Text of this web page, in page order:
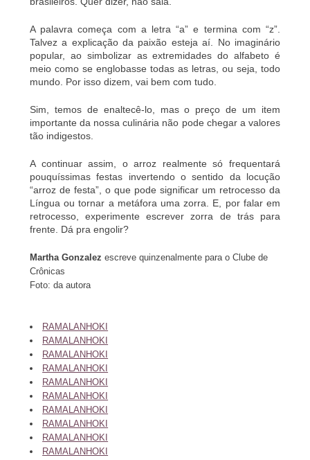
A palavra começa com a letra “a” e termina com “z”.
Talvez a explicação da paixão esteja aí. No imaginário
popular, ao simbolizar as extremidades do alfabeto é
meio como se englobasse todas as letras, ou seja, todo
mundo. Por isso dizem, vai bem com tudo.
Sim, temos de enaltecê-lo, mas o preço de um item
importante da nossa culinária não pode chegar a valores
tão indigestos.
A continuar assim, o arroz realmente só frequentará
pouquíssimas festas invertendo o sentido da locução
“arroz de festa”, o que pode significar um retrocesso da
Língua ou tornar a metáfora uma zorra. E, por falar em
retrocesso, experimente escrever zorra de trás para
frente. Dá pra engolir?
Martha Gonzalez escreve quinzenalmente para o Clube de
Crônicas
Foto: da autora
RAMALANHOKI
RAMALANHOKI
RAMALANHOKI
RAMALANHOKI
RAMALANHOKI
RAMALANHOKI
RAMALANHOKI
RAMALANHOKI
RAMALANHOKI
RAMALANHOKI